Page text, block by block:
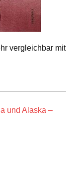
vergleichbar mit
und Alaska –